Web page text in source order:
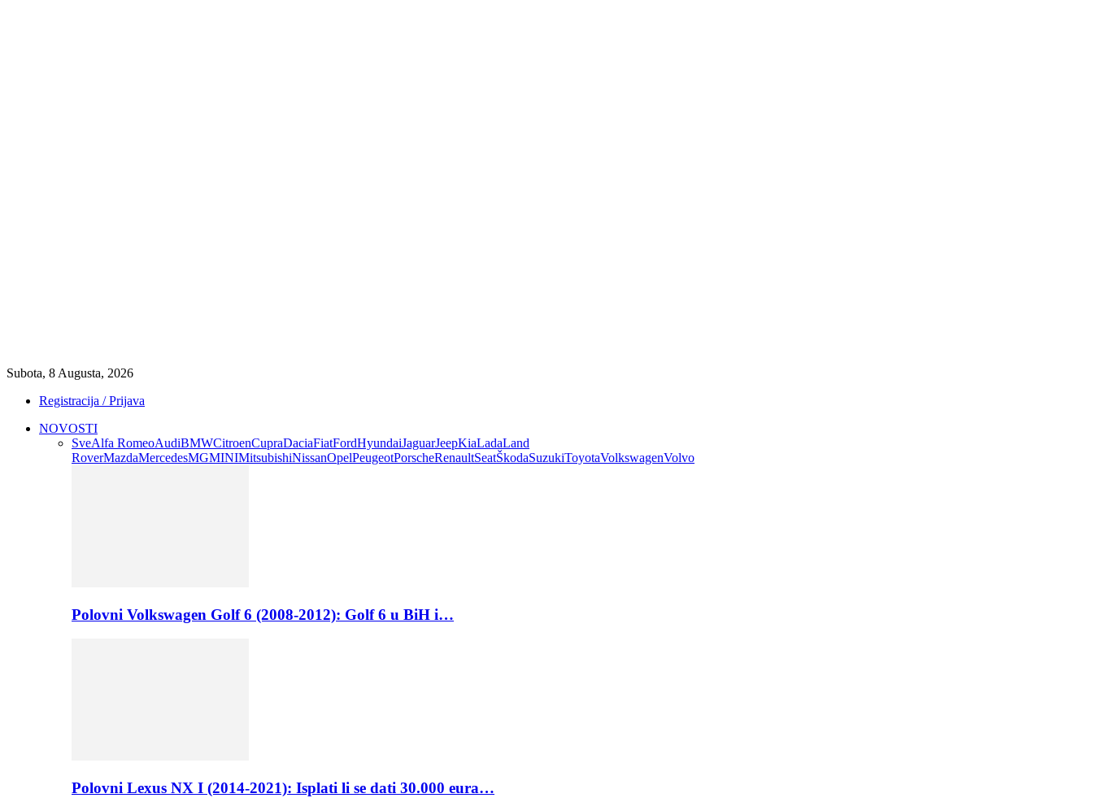
Subota, 8 Augusta, 2026
Registracija / Prijava
NOVOSTI
SveAlfa RomeoAudiBMWCitroenCupraDaciaFiatFordHyundaiJaguarJeepKiaLadaLand
RoverMazdaMercedesMGMINIMitsubishiNissanOpelPeugeotPorscheRenaultSeatŠkodaSuzukiToyotaVolkswagenVolvo
Polovni Volkswagen Golf 6 (2008-2012): Golf 6 u BiH i…
Polovni Lexus NX I (2014-2021): Isplati li se dati 30.000 eura…